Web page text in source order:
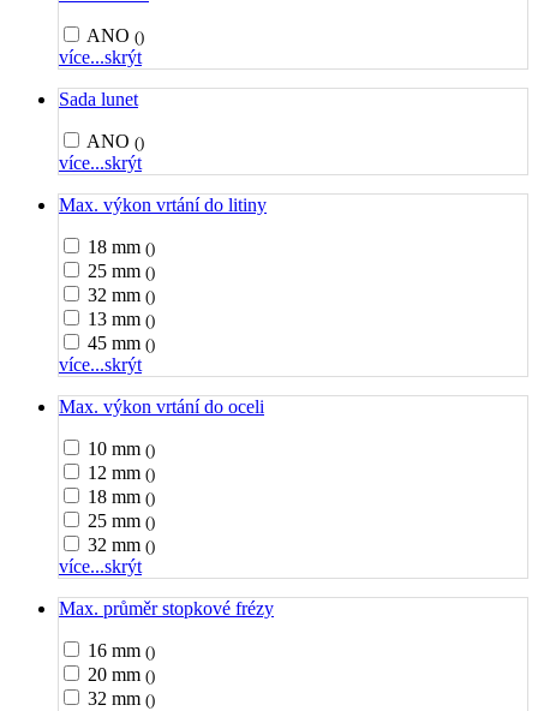
ANO ()
více...skrýt
Sada lunet
ANO ()
více...skrýt
Max. výkon vrtání do litiny
18 mm ()
25 mm ()
32 mm ()
13 mm ()
45 mm ()
více...skrýt
Max. výkon vrtání do oceli
10 mm ()
12 mm ()
18 mm ()
25 mm ()
32 mm ()
více...skrýt
Max. průměr stopkové frézy
16 mm ()
20 mm ()
32 mm ()